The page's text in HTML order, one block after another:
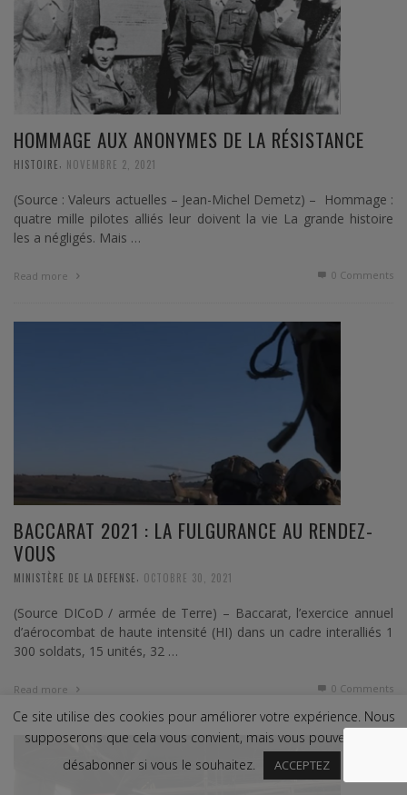
HOMMAGE AUX ANONYMES DE LA RÉSISTANCE
HISTOIRE NOVEMBRE 2, 2021
(Source : Valeurs actuelles – Jean-Michel Demetz) – Hommage :
quatre mille pilotes alliés leur doivent la vie La grande histoire
les a négligés. Mais …
Read more 0 Comments
BACCARAT 2021 : LA FULGURANCE AU RENDEZ-
VOUS
MINISTÈRE DE LA DEFENSE OCTOBRE 30, 2021
(Source DICoD / armée de Terre) – Baccarat, l’exercice annuel
d’aérocombat de haute intensité (HI) dans un cadre interalliés 1
300 soldats, 15 unités, 32 …
Read more 0 Comments
Ce site utilise des cookies pour améliorer votre expérience. Nous
supposerons que cela vous convient, mais vous pouvez vous
désabonner si vous le souhaitez.
ACCEPTEZ